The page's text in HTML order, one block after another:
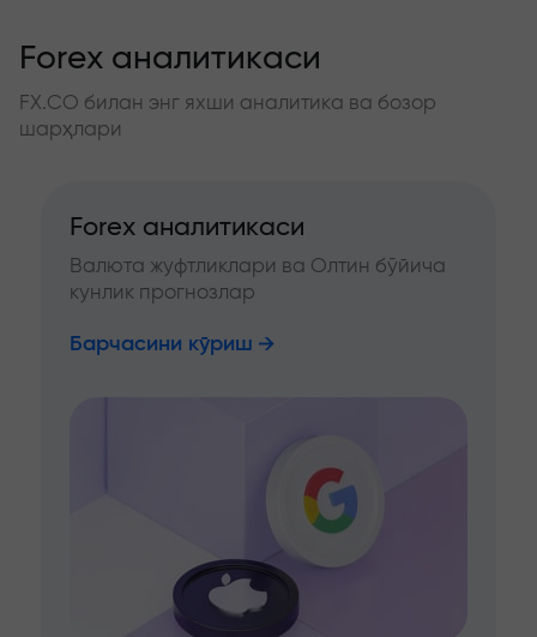
Forex аналитикаси
FX.CO билан энг яхши аналитика ва бозор
шарҳлари
Forex аналитикаси
Валюта жуфтликлари ва Олтин бўйича
кунлик прогнозлар
Барчасини кўриш